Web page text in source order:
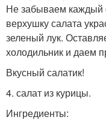
Не забываем каждый
верхушку салата
зеленый лук.
холодильник и даем
Вкусный салатик!
4. салат из курицы.
Ингредиенты: